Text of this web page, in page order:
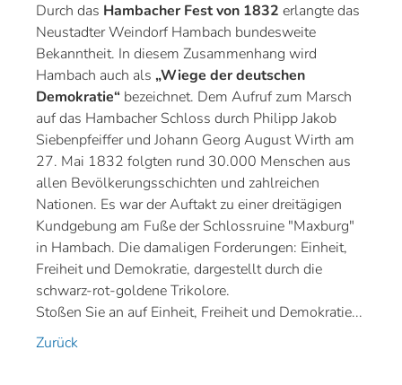
Durch das Hambacher Fest von 1832 erlangte das
Neustadter Weindorf Hambach bundesweite
Bekanntheit. In diesem Zusammenhang wird
Hambach auch als „Wiege der deutschen
Demokratie“ bezeichnet. Dem Aufruf zum Marsch
auf das Hambacher Schloss durch Philipp Jakob
Siebenpfeiffer und Johann Georg August Wirth am
27. Mai 1832 folgten rund 30.000 Menschen aus
allen Bevölkerungsschichten und zahlreichen
Nationen. Es war der Auftakt zu einer dreitägigen
Kundgebung am Fuße der Schlossruine "Maxburg"
in Hambach. Die damaligen Forderungen: Einheit,
Freiheit und Demokratie, dargestellt durch die
schwarz-rot-goldene Trikolore.
Stoßen Sie an auf Einheit, Freiheit und Demokratie...
Zurück